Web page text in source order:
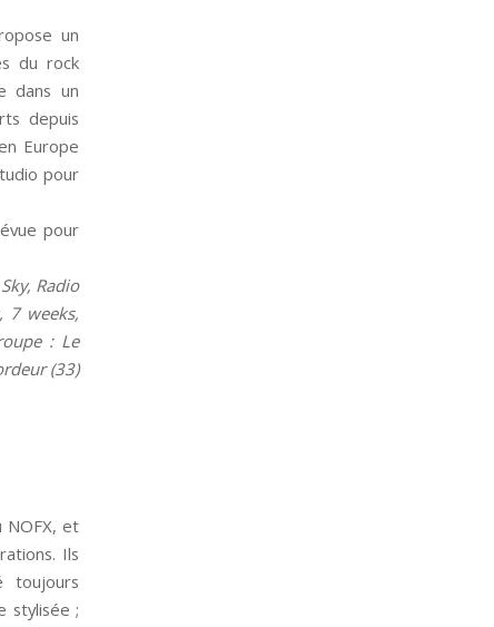
un
du rock
dans un
depuis
Europe
pour
pour
Radio
7 weeks,
: Le
(33)
NOFX, et
Ils
toujours
stylisée ;